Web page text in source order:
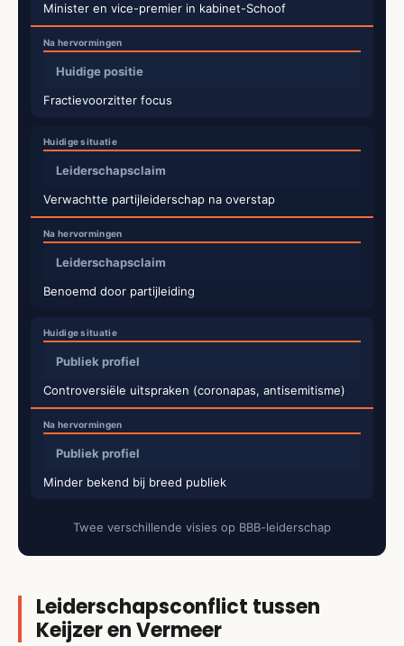
Minister en vice-premier in kabinet-Schoof
Huidige positie
Fractievoorzitter focus
Leiderschapsclaim
Verwachtte partijleiderschap na overstap
Leiderschapsclaim
Benoemd door partijleiding
Publiek profiel
Controversiële uitspraken (coronapas, antisemitisme)
Publiek profiel
Minder bekend bij breed publiek
Twee verschillende visies op BBB-leiderschap
Leiderschapsconflict tussen
Keijzer en Vermeer